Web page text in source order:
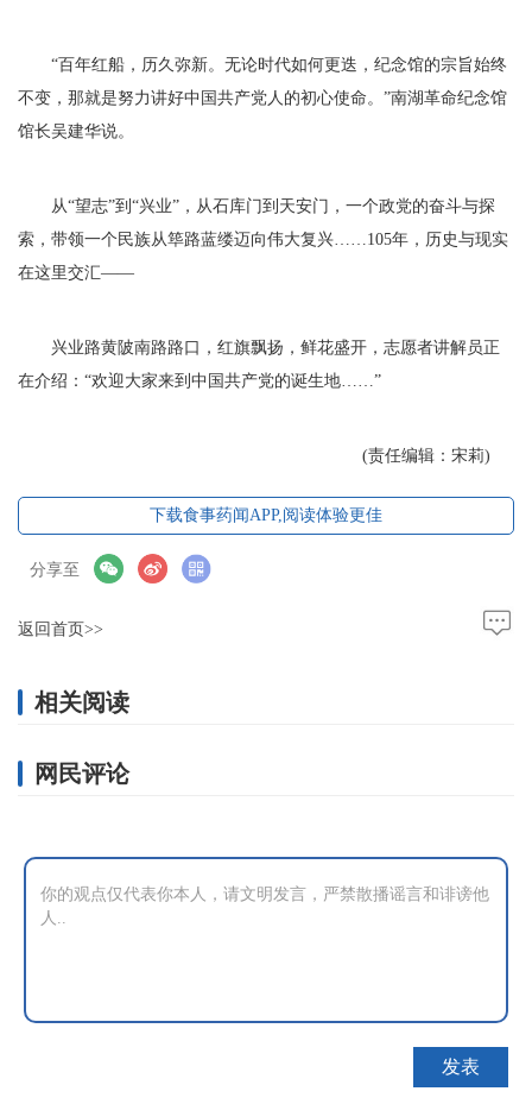
“百年红船，历久弥新。无论时代如何更迭，纪念馆的宗旨始终
不变，那就是努力讲好中国共产党人的初心使命。”南湖革命纪念馆
馆长吴建华说。
从“望志”到“兴业”，从石库门到天安门，一个政党的奋斗与探
索，带领一个民族从筚路蓝缕迈向伟大复兴……105年，历史与现实
在这里交汇——
兴业路黄陂南路路口，红旗飘扬，鲜花盛开，志愿者讲解员正
在介绍：“欢迎大家来到中国共产党的诞生地……”
(责任编辑：宋莉)
下载食事药闻APP,阅读体验更佳
分享至
返回首页>>
相关阅读
网民评论